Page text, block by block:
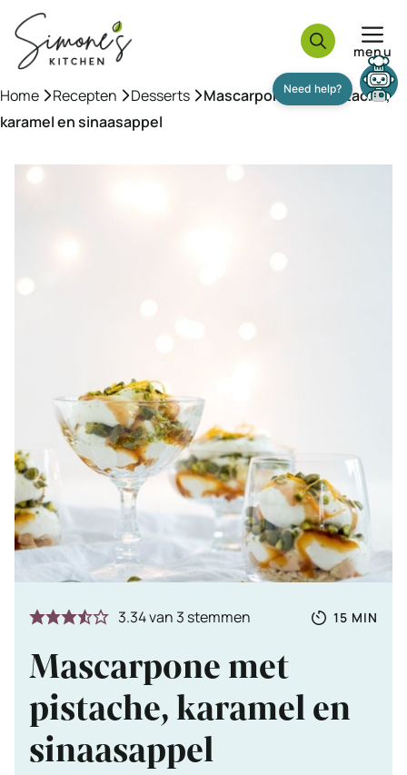
naar
inhoud
menu
Home »Recepten »Desserts »Mascarpone met pistache,
karamel en sinaasappel
3.34van 3 stemmen
Totale
15 MIN
Mascarpone met
pistache, karamel en
sinaasappel
Need help?